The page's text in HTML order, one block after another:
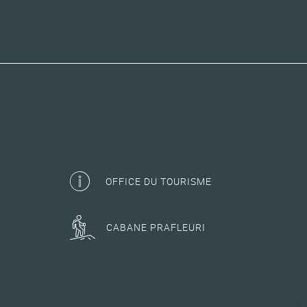
OFFICE DU TOURISME
CABANE PRAFLEURI